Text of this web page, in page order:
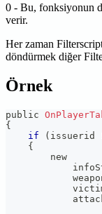
0 - Bu, fonksiyonun
verir.
Her zaman
döndürmek diğer
Örnek
public
{
if
( issuerid
{
        new